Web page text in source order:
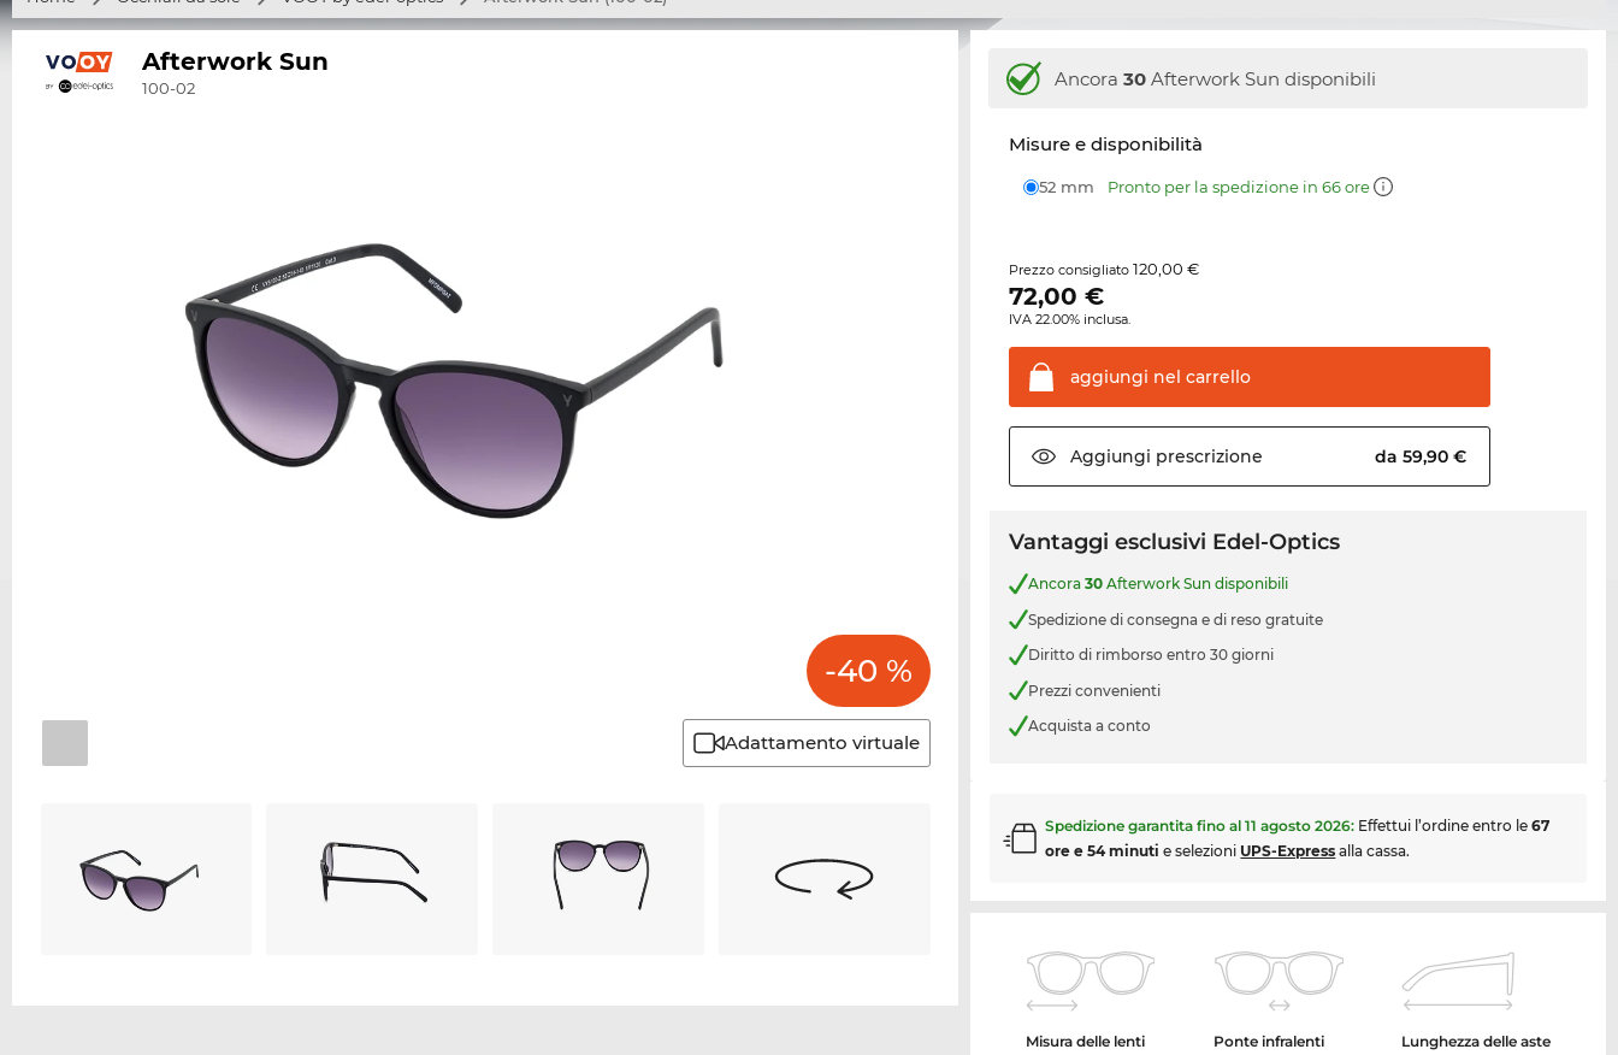
Afterwork Sun
100-02
-40 %
Adattamento virtuale
Ancora30 Afterwork Sun disponibili
Misure e disponibilità
52 mm Pronto per la spedizione in 66 ore
Prezzo consigliato120,00 €
72,00 €
IVA 22.00% inclusa.
aggiungi nel carrello
Aggiungi prescrizione da 59,90 €
Vantaggi esclusivi Edel-Optics
Ancora30 Afterwork Sun disponibili
Spedizione di consegna e di reso gratuite
Diritto di rimborso entro 30 giorni
Prezzi convenienti
Acquista a conto
Spedizione garantita fino al11 agosto 2026: Effettui l’ordine entro le67
ore e 54 minuti e selezioni UPS-Express alla cassa.
Misura delle lenti
Ponte infralenti
Lunghezza delle aste